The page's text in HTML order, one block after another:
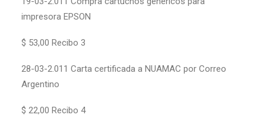
impresora EPSON
$ 53,00 Recibo 3
28-03-2.011 Carta certificada a NUAMAC por Correo
Argentino
$ 22,00 Recibo 4